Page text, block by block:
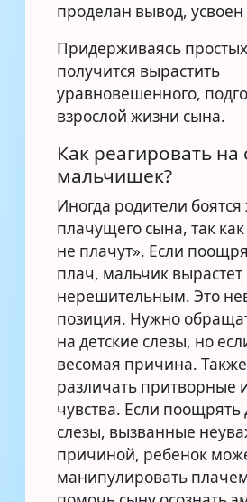
проделан вывод, усвоен
Придерживаясь
получится вырастить
уравновешенного,
взрослой жизни сына.
Как реагировать на
мальчишек?
Иногда родители
плачущего сына, так
не плачут». Если
плач, мальчик
нерешительным. Это
позиция. Нужно
на детские слезы, но
весомая причина.
различать притворные
чувства. Если поощрять
слезы, вызванные
причиной, ребенок
манипулировать